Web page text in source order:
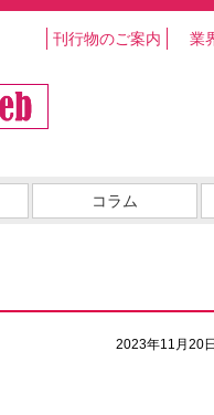
刊行物のご案内 業
コラム
2023年11月20日